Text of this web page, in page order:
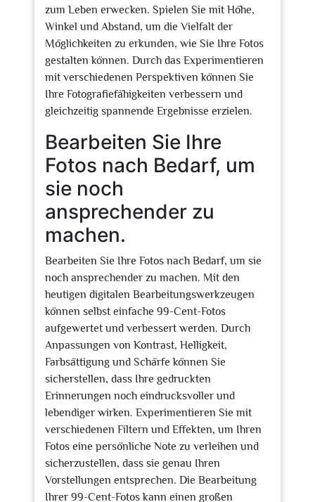
zum Leben erwecken. Spielen Sie mit Höhe,
Winkel und Abstand, um die Vielfalt der
Möglichkeiten zu erkunden, wie Sie Ihre Fotos
gestalten können. Durch das Experimentieren
mit verschiedenen Perspektiven können Sie
Ihre Fotografiefähigkeiten verbessern und
gleichzeitig spannende Ergebnisse erzielen.
Bearbeiten Sie Ihre
Fotos nach Bedarf, um
sie noch
ansprechender zu
machen.
Bearbeiten Sie Ihre Fotos nach Bedarf, um sie
noch ansprechender zu machen. Mit den
heutigen digitalen Bearbeitungswerkzeugen
können selbst einfache 99-Cent-Fotos
aufgewertet und verbessert werden. Durch
Anpassungen von Kontrast, Helligkeit,
Farbsättigung und Schärfe können Sie
sicherstellen, dass Ihre gedruckten
Erinnerungen noch eindrucksvoller und
lebendiger wirken. Experimentieren Sie mit
verschiedenen Filtern und Effekten, um Ihren
Fotos eine persönliche Note zu verleihen und
sicherzustellen, dass sie genau Ihren
Vorstellungen entsprechen. Die Bearbeitung
Ihrer 99-Cent-Fotos kann einen großen